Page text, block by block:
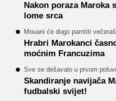
Nakon poraza
lome srca
Mouani će dugo pamtiti
Hrabri Marokanci
moćnim Francuzima
Sve se dešavalo u prvom
Skandiranje navijača
fudbalski svijet!